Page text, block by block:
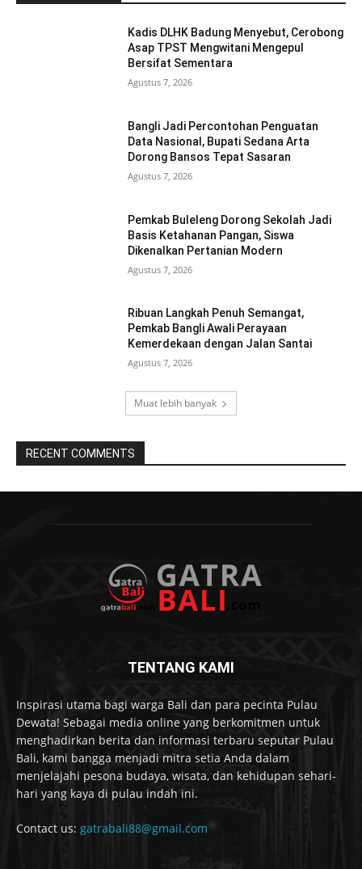
Kadis DLHK Badung Menyebut, Cerobong
Asap TPST Mengwitani Mengepul
Bersifat Sementara
Agustus 7, 2026
Bangli Jadi Percontohan Penguatan
Data Nasional, Bupati Sedana Arta
Dorong Bansos Tepat Sasaran
Agustus 7, 2026
Pemkab Buleleng Dorong Sekolah Jadi
Basis Ketahanan Pangan, Siswa
Dikenalkan Pertanian Modern
Agustus 7, 2026
Ribuan Langkah Penuh Semangat,
Pemkab Bangli Awali Perayaan
Kemerdekaan dengan Jalan Santai
Agustus 7, 2026
Muat lebih banyak
RECENT COMMENTS
TENTANG KAMI
Inspirasi utama bagi warga Bali dan para pecinta Pulau
Dewata! Sebagai media online yang berkomitmen untuk
menghadirkan berita dan informasi terbaru seputar Pulau
Bali, kami bangga menjadi mitra setia Anda dalam
menjelajahi pesona budaya, wisata, dan kehidupan sehari-
hari yang kaya di pulau indah ini.
Contact us: gatrabali88@gmail.com